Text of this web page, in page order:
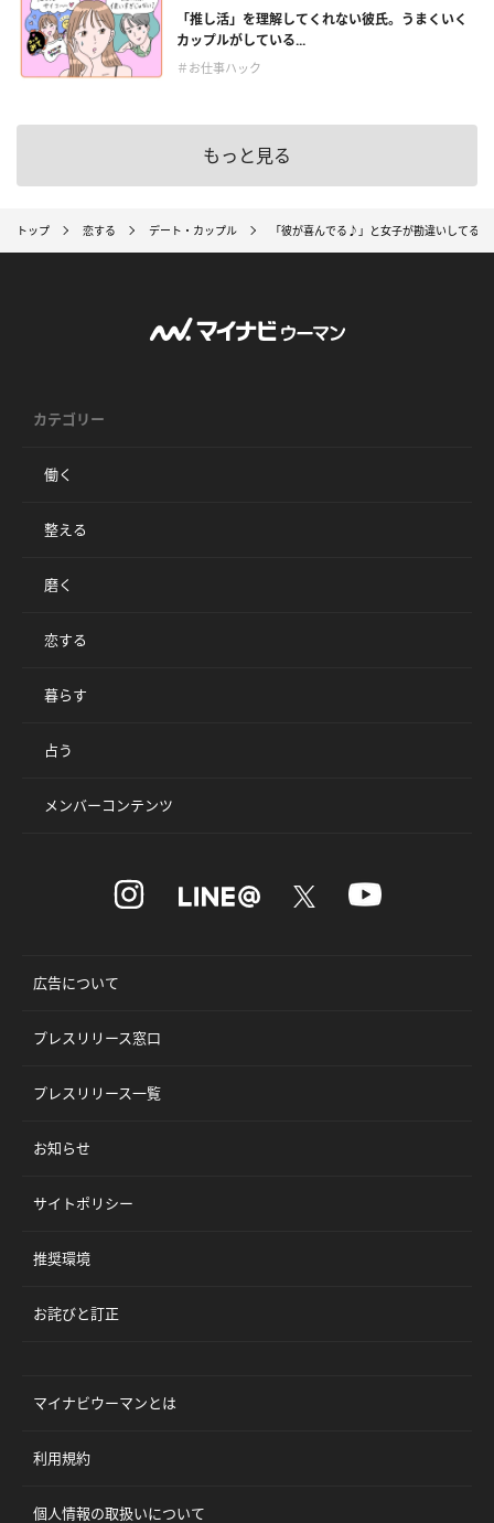
「推し活」を理解してくれない彼氏。うまくいく
カップルがしている...
＃お仕事ハック
もっと見る
トップ 恋する デート・カップル 「彼が喜んでる♪」と女子が勘違いしてる5
カテゴリー
働く
整える
磨く
恋する
暮らす
占う
メンバーコンテンツ
広告について
プレスリリース窓口
プレスリリース一覧
お知らせ
サイトポリシー
推奨環境
お詫びと訂正
マイナビウーマンとは
利用規約
個人情報の取扱いについて